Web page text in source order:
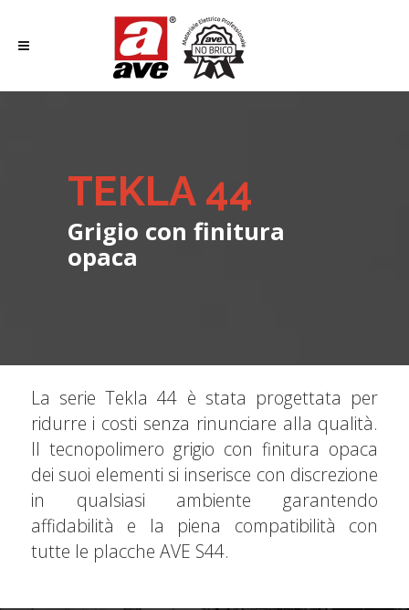
TEKLA 44
Grigio con finitura
opaca
La serie Tekla 44 è stata progettata per
ridurre i costi senza rinunciare alla qualità.
Il tecnopolimero grigio con finitura opaca
dei suoi elementi si inserisce con discrezione
in qualsiasi ambiente garantendo
affidabilità e la piena compatibilità con
tutte le placche AVE S44.